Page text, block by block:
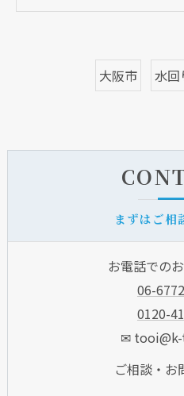
大阪市 水回
まずはご相
お電話での
06-
0120-
✉
ご相談・お